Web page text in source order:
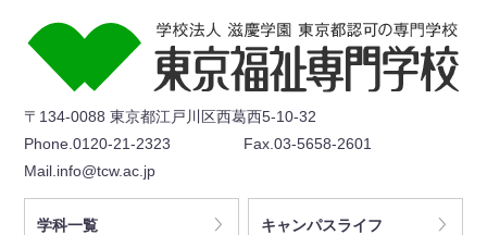
〒134-0088 東京都江戸川区西葛西5-10-32
Phone.0120-21-2323
Fax.03-5658-2601
Mail.info@tcw.ac.jp
学科一覧 キャンパスライフ